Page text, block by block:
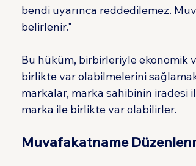
bendi uyarınca reddedilemez.
belirlenir."
Bu hüküm, birbirleriyle ekonomik
birlikte var olabilmelerini
markalar, marka sahibinin iradesi
marka ile birlikte var olabilirler.
Muvafakatname